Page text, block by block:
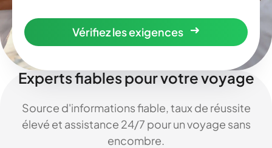
Vérifiez les exigences
Experts fiables pour votre voyage
Source d'informations fiable, taux de réussite
élevé et assistance 24/7 pour un voyage sans
encombre.